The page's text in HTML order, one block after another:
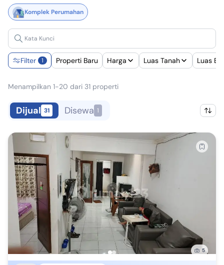
Komplek Perumahan
Filter 1 Properti Baru Harga Luas Tanah Luas
Menampilkan 1-20 dari 31 properti
Dijual 31 Disewa 1
5